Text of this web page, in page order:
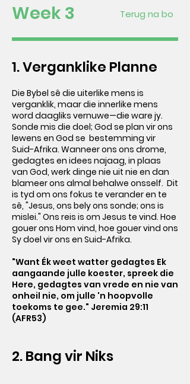
Week 3 Terug na bo
1. Verganklike Planne
Die Bybel sê die uiterlike mens is
verganklik, maar die innerlike mens
word daagliks vernuwe—die ware jy.
Sonde mis die doel; God se plan vir ons
lewens en God se bestemming vir
Suid-Afrika. Wanneer ons ons drome,
gedagtes en idees najaag, in plaas
van God, werk dinge nie uit nie en dan
blameer ons almal behalwe onsself. Dit
is tyd om ons fokus te verander en te
sê, "Jesus, ons bely ons sonde; ons is
mislei." Ons reis is om Jesus te vind. Hoe
gouer ons Hom vind, hoe gouer vind ons
Sy doel vir ons en Suid-Afrika.
"Want Ék weet watter gedagtes Ek
aangaande julle koester, spreek die
Here, gedagtes van vrede en nie van
onheil nie, om julle 'n hoopvolle
toekoms te gee." Jeremia 29:11
(AFR53)
2. Bang vir Niks